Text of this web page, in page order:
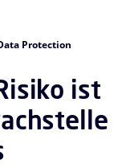
Protection
ist